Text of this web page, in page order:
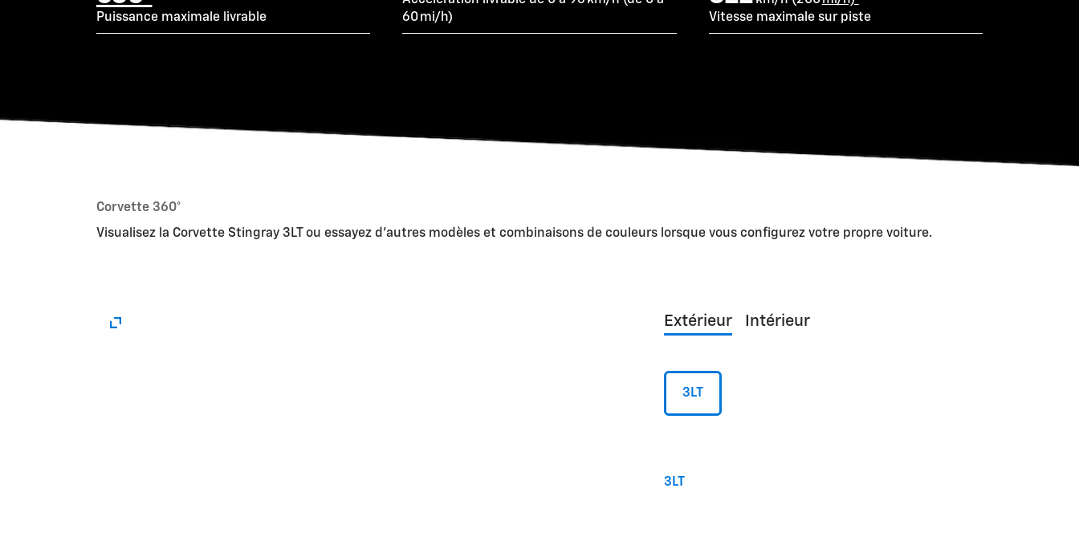
Puissance maximale livrable
60 mi/h)
Vitesse maximale sur piste
Corvette 360°
Visualisez la Corvette Stingray 3LT ou essayez d'autres modèles et combinaisons de couleurs lorsque vous configurez votre propre voiture.
Extérieur Intérieur
3LT
3LT